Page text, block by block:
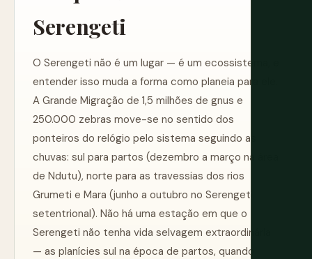
Serengeti
O Serengeti não é um lugar — é um ecossistema, e
entender isso muda a forma como planeia para ele.
A Grande Migração de 1,5 milhões de gnus e
250.000 zebras move-se no sentido dos
ponteiros do relógio pelo sistema seguindo as
chuvas: sul para partos (dezembro a março na área
de Ndutu), norte para as travessias dos rios
Grumeti e Mara (junho a outubro no Serengeti
setentrional). Não há uma estação em que o
Serengeti não tenha vida selvagem extraordinária
— as planícies sul na época de partos, quando